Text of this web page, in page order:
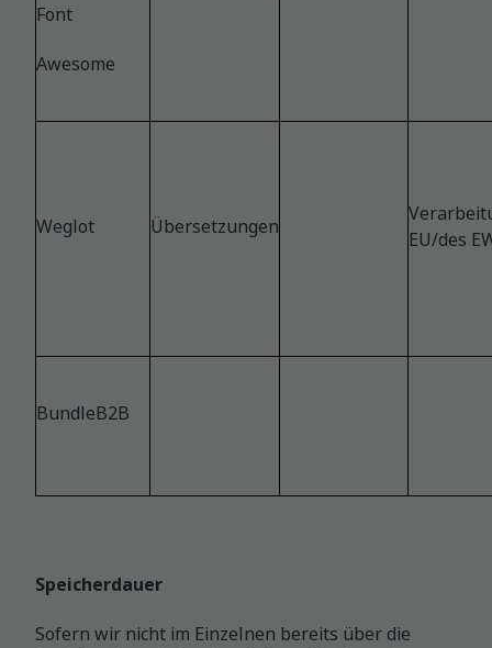
Font
Awesome
Weglot Übersetzungen
EU/des
BundleB2B
Speicherdauer
Sofern wir nicht im Einzelnen bereits über die